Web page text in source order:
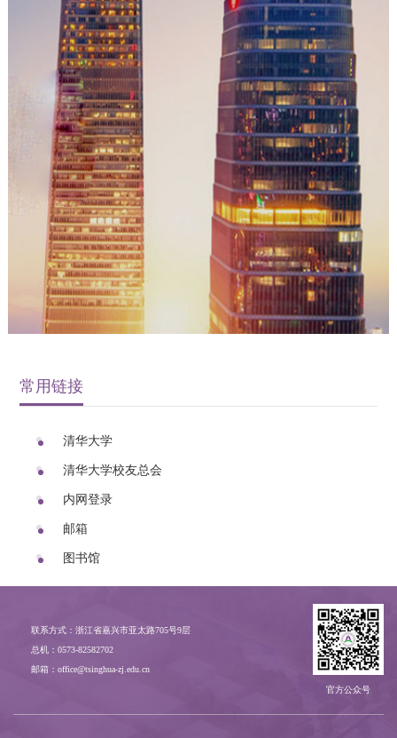
常用链接
清华大学
清华大学校友总会
内网登录
邮箱
图书馆
联系方式：浙江省嘉兴市亚太路705号9层
总机：0573-82582702
邮箱：office@tsinghua-zj.edu.cn
官方公众号